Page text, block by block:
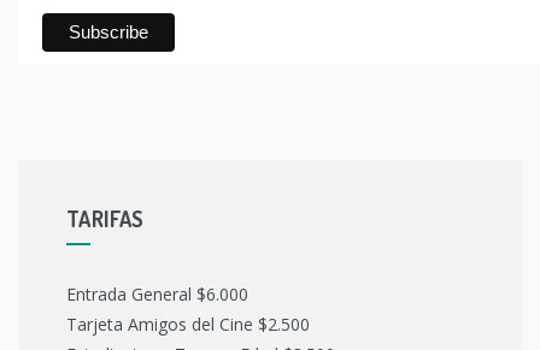
TARIFAS
Entrada General $6.000
Tarjeta Amigos del Cine $2.500